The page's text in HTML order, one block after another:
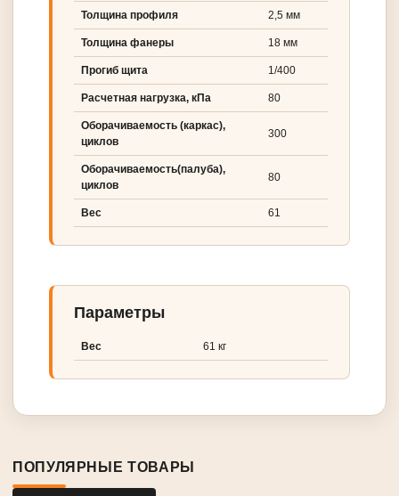
Толщина профиля 2,5 мм
Толщина фанеры 18 мм
Прогиб щита 1/400
Расчетная нагрузка, кПа 80
Оборачиваемость (каркас),
циклов
300
Оборачиваемость(палуба),
циклов
80
Вес 61
Параметры
Вес 61 кг
ПОПУЛЯРНЫЕ ТОВАРЫ